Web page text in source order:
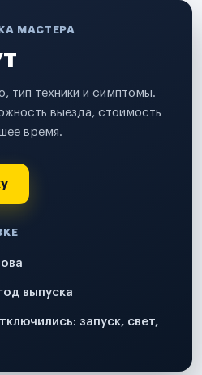
МАСТЕРА
тип техники и симптомы.
выезда, стоимость
время.
выпуска
запуск, свет,